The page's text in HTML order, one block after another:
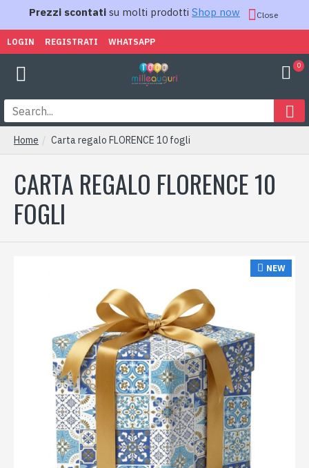
Prezzi scontati su molti prodotti Shop now Close
LOGIN REGISTRATI WHATSAPP
0
Home Carta regalo FLORENCE 10 fogli
CARTA REGALO FLORENCE 10
FOGLI
NEW